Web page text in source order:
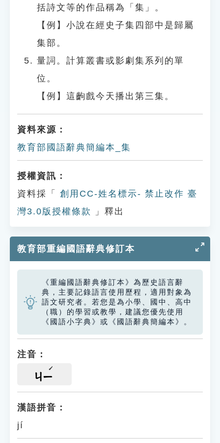
括詩文等的作品稱為「集」。
【例】小說在經史子集四部中是歸屬
集部。
量詞。計算叢書或影劇集系列的單
位。
【例】這齣戲今天播出第三集。
資料來源：
教育部國語辭典簡編本_集
授權資訊：
資料採「
創用CC-姓名標示- 禁止改作 臺
灣3.0版授權條款
」釋出
教育部重編國語辭典修訂本
《重編國語辭典修訂本》為歷史語言辭
典，主要記錄語言使用歷程，適用對象為
語文研究者。若您是為小學、國中、高中
（職）的學習或教學，建議您優先使用
《國語小字典》或《國語辭典簡編本》。
注音：
ㄐㄧ
漢語拼音：
jí